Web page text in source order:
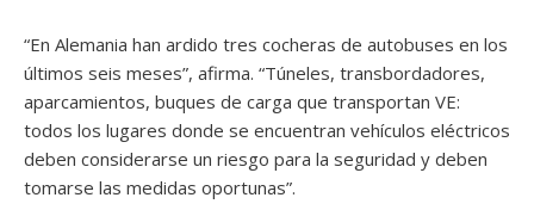
“En Alemania han ardido tres cocheras de autobuses en los
últimos seis meses”, afirma. “Túneles, transbordadores,
aparcamientos, buques de carga que transportan VE:
todos los lugares donde se encuentran vehículos eléctricos
deben considerarse un riesgo para la seguridad y deben
tomarse las medidas oportunas”.